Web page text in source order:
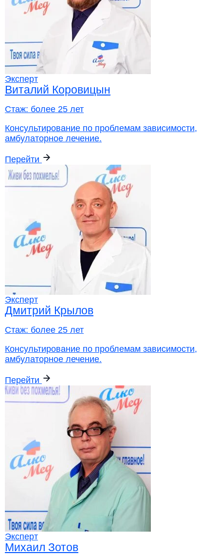
Эксперт
Виталий Коровицын
Стаж: более 25 лет
Консультирование по проблемам зависимости,
амбулаторное лечение.
Перейти
Эксперт
Дмитрий Крылов
Стаж: более 25 лет
Консультирование по проблемам зависимости,
амбулаторное лечение.
Перейти
Эксперт
Михаил Зотов